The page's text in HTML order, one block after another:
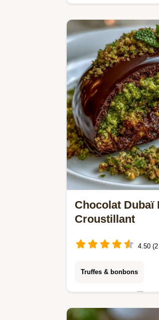
fabrication est
offrir.
Chocolat Dubaï
Croustillant
4.50
Truffes & bonbons
Un cœur croustillant
Dubaï Pistache.